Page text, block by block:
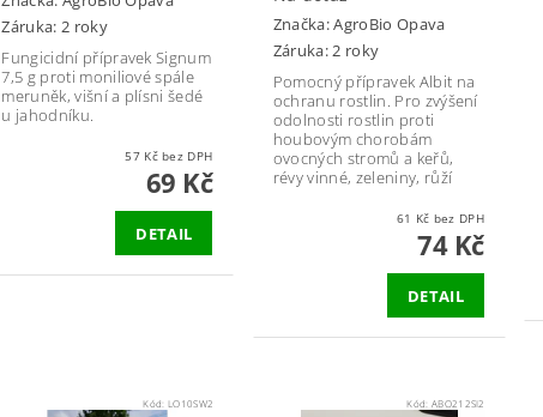
Záruka: 2 roky
Fungicidní přípravek Signum
7,5 g proti moniliové spále
meruněk, višní a plísni šedé
u jahodníku.
57 Kč bez DPH
69 Kč
DETAIL
Značka:AgroBio Opava
Záruka: 2 roky
Pomocný přípravek Albit na
ochranu rostlin. Pro zvýšení
odolnosti rostlin proti
houbovým chorobám
ovocných stromů a keřů,
révy vinné, zeleniny, růží
61 Kč bez DPH
74 Kč
DETAIL
Kód:LO10SW2 Kód: ABO212SI2